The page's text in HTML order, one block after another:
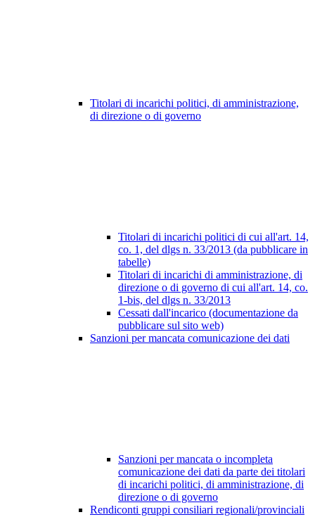
Titolari di incarichi politici, di amministrazione,
di direzione o di governo
Titolari di incarichi politici di cui all'art. 14,
co. 1, del dlgs n. 33/2013 (da pubblicare in
tabelle)
Titolari di incarichi di amministrazione, di
direzione o di governo di cui all'art. 14, co.
1-bis, del dlgs n. 33/2013
Cessati dall'incarico (documentazione da
pubblicare sul sito web)
Sanzioni per mancata comunicazione dei dati
Sanzioni per mancata o incompleta
comunicazione dei dati da parte dei titolari
di incarichi politici, di amministrazione, di
direzione o di governo
Rendiconti gruppi consiliari regionali/provinciali